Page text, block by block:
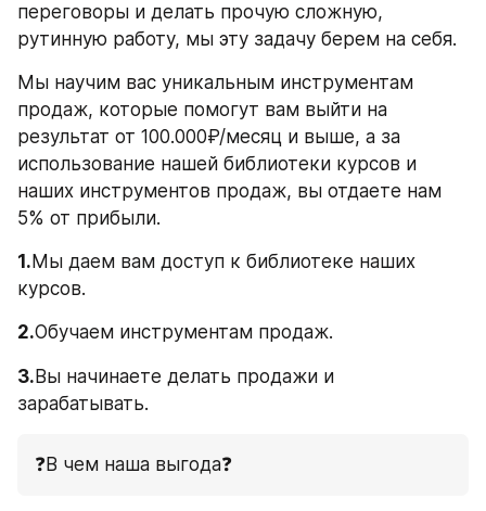
переговоры и делать прочую сложную,
рутинную работу, мы эту задачу берем на себя.
Мы научим вас уникальным инструментам
продаж, которые помогут вам выйти на
результат от 100.000₽/месяц и выше, а за
использование нашей библиотеки курсов и
наших инструментов продаж, вы отдаете нам
5% от прибыли.
1. Мы даем вам доступ к библиотеке наших
курсов.
2.Обучаем инструментам продаж.
3.Вы начинаете делать продажи и
зарабатывать.
❓В чем наша выгода❓